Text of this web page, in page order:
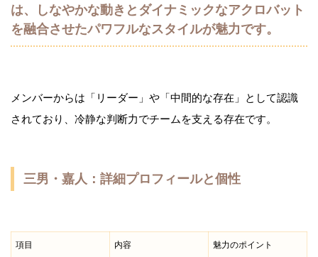
は、しなやかな動きとダイナミックなアクロバット
を融合させたパワフルなスタイルが魅力です。
メンバーからは「リーダー」や「中間的な存在」として認識
されており、冷静な判断力でチームを支える存在です。
三男・嘉人：詳細プロフィールと個性
項目 内容 魅力のポイント